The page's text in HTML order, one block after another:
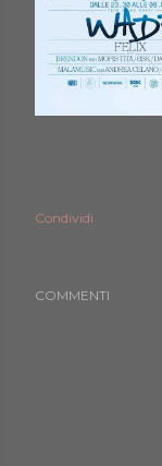
Condividi
COMMENTI